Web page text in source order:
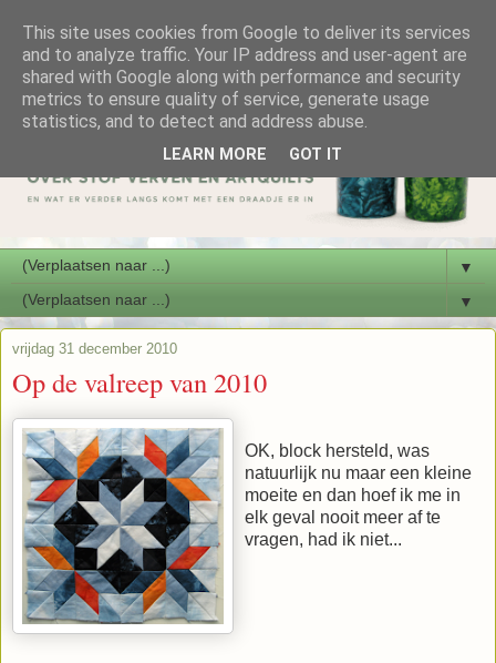
▼
▼
vrijdag 31 december 2010
Op de valreep van 2010
OK, block hersteld, was
natuurlijk nu maar een kleine
moeite en dan hoef ik me in
elk geval nooit meer af te
vragen, had ik niet...
This site uses cookies from Google to deliver its services
and to analyze traffic. Your IP address and user-agent are
shared with Google along with performance and security
metrics to ensure quality of service, generate usage
statistics, and to detect and address abuse.
LEARN MORE GOT IT